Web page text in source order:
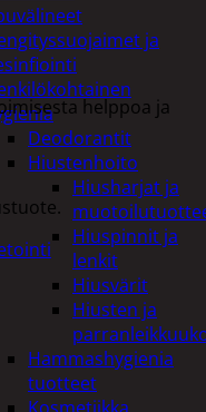
ja
Deodorantit
Hiustenhoito
Hiusharjat ja
Hiuspinnit ja
lenkit
Hiusvärit
Hiusten ja
Hammashygienia
tuotteet
helppoa ja